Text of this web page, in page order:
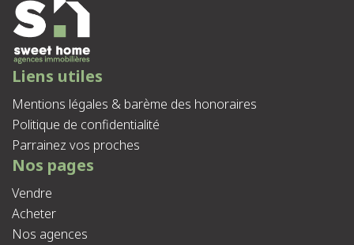
Liens utiles
Mentions légales & barème des honoraires
Politique de confidentialité
Parrainez vos proches
Nos pages
Vendre
Acheter
Nos agences